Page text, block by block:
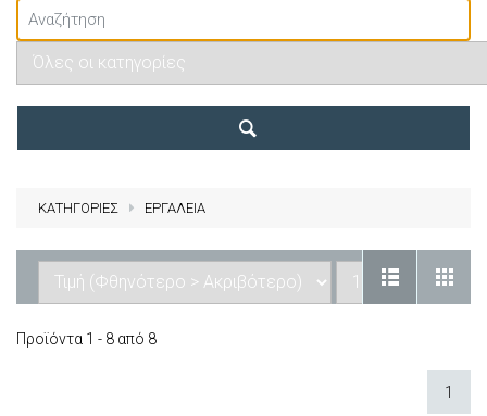
ΚΑΤΗΓΟΡΙΕΣ ΕΡΓΑΛΕΙΑ
Προϊόντα 1 - 8 από 8
1